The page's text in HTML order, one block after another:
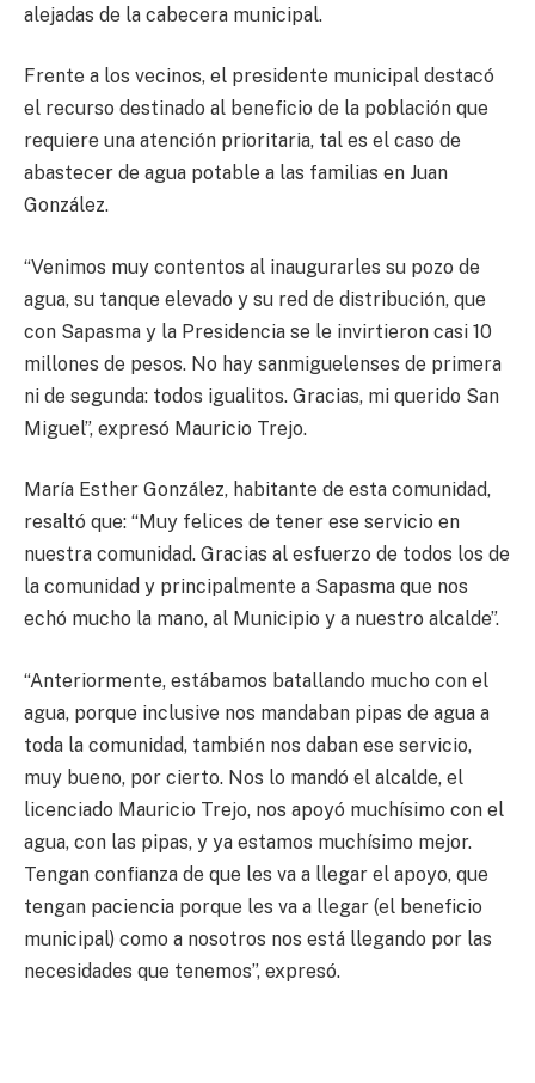
alejadas de la cabecera municipal.
Frente a los vecinos, el presidente municipal destacó
el recurso destinado al beneficio de la población que
requiere una atención prioritaria, tal es el caso de
abastecer de agua potable a las familias en Juan
González.
“Venimos muy contentos al inaugurarles su pozo de
agua, su tanque elevado y su red de distribución, que
con Sapasma y la Presidencia se le invirtieron casi 10
millones de pesos. No hay sanmiguelenses de primera
ni de segunda: todos igualitos. Gracias, mi querido San
Miguel”, expresó Mauricio Trejo.
María Esther González, habitante de esta comunidad,
resaltó que: “Muy felices de tener ese servicio en
nuestra comunidad. Gracias al esfuerzo de todos los de
la comunidad y principalmente a Sapasma que nos
echó mucho la mano, al Municipio y a nuestro alcalde”.
“Anteriormente, estábamos batallando mucho con el
agua, porque inclusive nos mandaban pipas de agua a
toda la comunidad, también nos daban ese servicio,
muy bueno, por cierto. Nos lo mandó el alcalde, el
licenciado Mauricio Trejo, nos apoyó muchísimo con el
agua, con las pipas, y ya estamos muchísimo mejor.
Tengan confianza de que les va a llegar el apoyo, que
tengan paciencia porque les va a llegar (el beneficio
municipal) como a nosotros nos está llegando por las
necesidades que tenemos”, expresó.